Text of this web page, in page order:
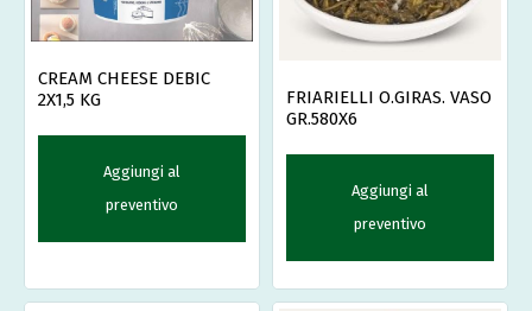
CREAM CHEESE DEBIC
2X1,5 KG
Aggiungi al
preventivo
FRIARIELLI O.GIRAS. VASO
GR.580X6
Aggiungi al
preventivo